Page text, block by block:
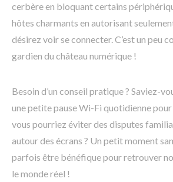
cerbère en bloquant certains
hôtes charmants en autorisant
désirez voir se connecter. C’est un peu
gardien du château numérique !
Besoin d’un conseil pratique ? Saviez-
une petite pause Wi-Fi quotidienne
vous pourriez éviter des disputes
autour des écrans ? Un petit moment
parfois être bénéfique pour retrouver
le monde réel !